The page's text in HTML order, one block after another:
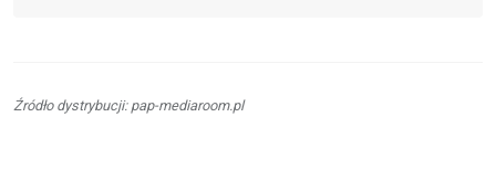
Źródło dystrybucji: pap-mediaroom.pl